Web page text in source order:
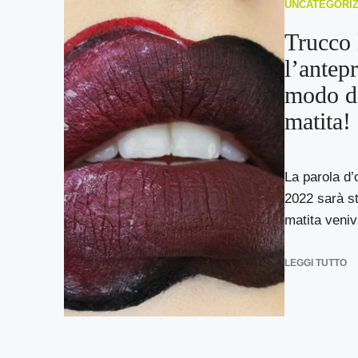
Trucco
modo
matita!
La parola
2022 sarà
matita
LEGGI TUTTO